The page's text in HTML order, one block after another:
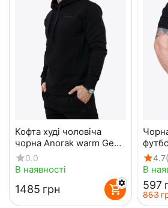
Кофта худі чоловіча
чорна Anorak warm Gen2
Black
0.0
В наявності
‍1485‍ грн
4.7
В
‍597‍
‍853‍